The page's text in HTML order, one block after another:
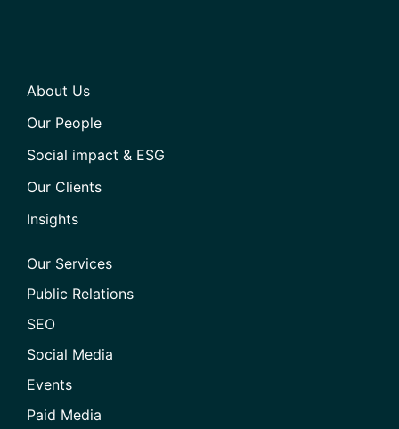
About Us
Our People
Social impact & ESG
Our Clients
Insights
Our Services
Public Relations
SEO
Social Media
Events
Paid Media